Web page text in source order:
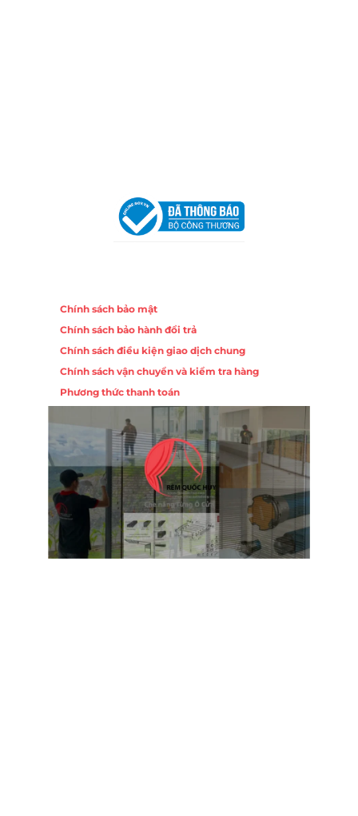
Chính sách bảo mật
Chính sách bảo hành đổi trả
Chính sách điều kiện giao dịch chung
Chính sách vận chuyển và kiểm tra hàng
Phương thức thanh toán